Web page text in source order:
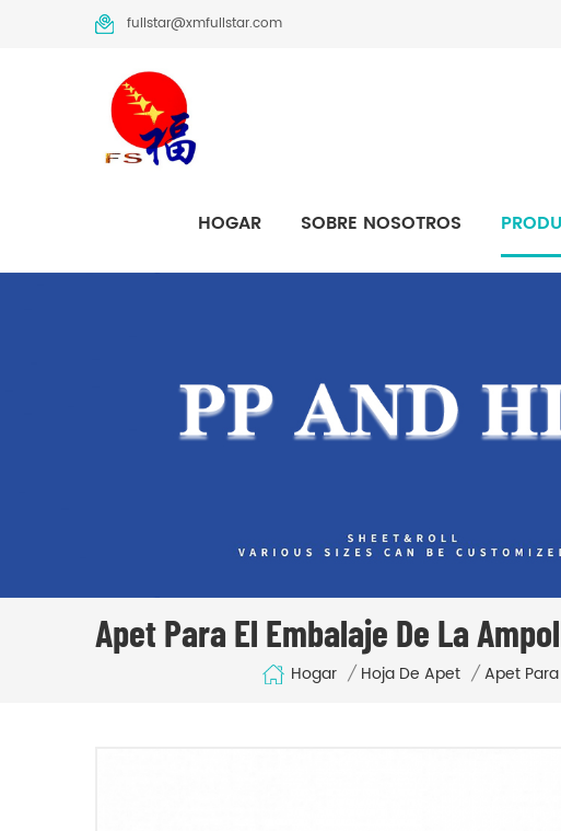
fullstar@xmfullstar.com
HOGAR SOBRE NOSOTROS
Apet Para El Embalaje De La
Hogar / Hoja De Apet / Apet